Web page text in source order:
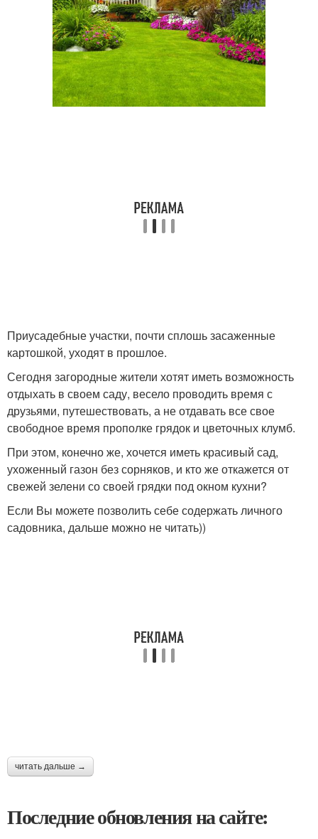
Приусадебные участки, почти сплошь засаженные
картошкой, уходят в прошлое.
Сегодня загородные жители хотят иметь возможность
отдыхать в своем саду, весело проводить время с
друзьями, путешествовать, а не отдавать все свое
свободное время прополке грядок и цветочных клумб.
При этом, конечно же, хочется иметь красивый сад,
ухоженный газон без сорняков, и кто же откажется от
свежей зелени со своей грядки под окном кухни?
Если Вы можете позволить себе содержать личного
садовника, дальше можно не читать))
читать дальше →
Последние обновления на сайте: